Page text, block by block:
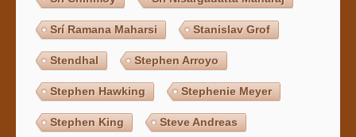
Srí Ramana Maharsi Stanislav Grof
Stendhal Stephen Arroyo
Stephen Hawking Stephenie Meyer
Stephen King Steve Andreas